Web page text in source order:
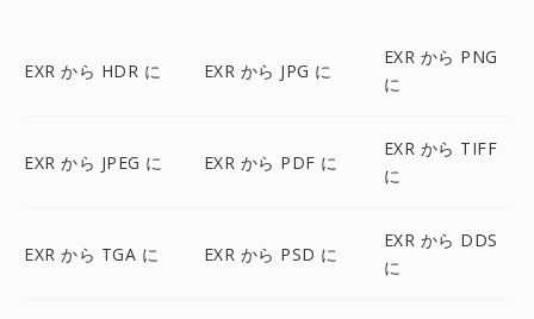
EXR から HDR に EXR から JPG に
EXR から PNG
に
EXR から JPEG に EXR から PDF に
EXR から TIFF
に
EXR から TGA に EXR から PSD に
EXR から DDS
に